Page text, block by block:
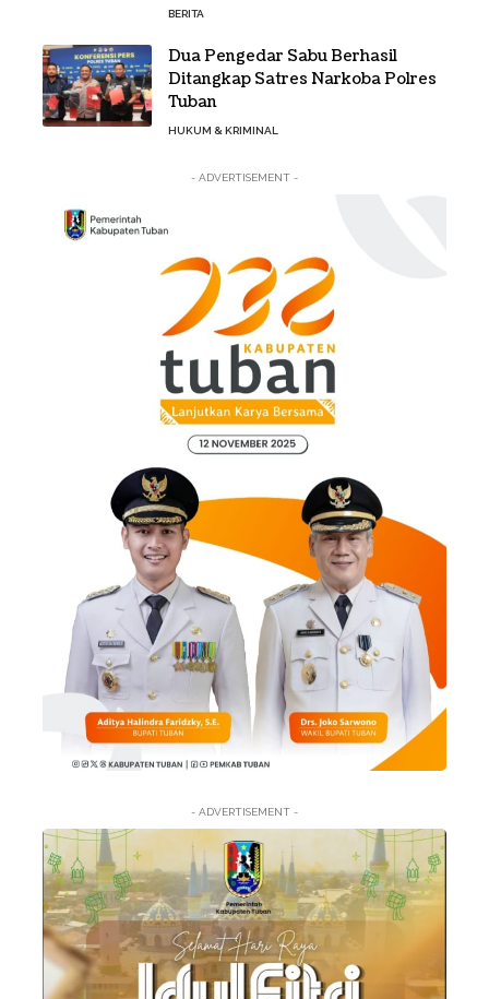
BERITA
Dua Pengedar Sabu Berhasil
Ditangkap Satres Narkoba Polres
Tuban
HUKUM & KRIMINAL
- ADVERTISEMENT -
- ADVERTISEMENT -